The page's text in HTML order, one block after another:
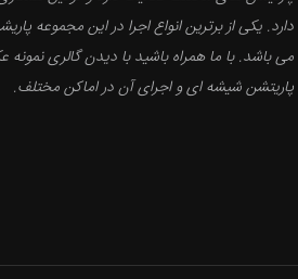
دارد. یکی از برترین انواع اجرا در این مجموعه
می باشد. با ما همراه باشید با دیدن گالری
پاریتشن شیشه ای و اجرای آن در اماکن مختلف.